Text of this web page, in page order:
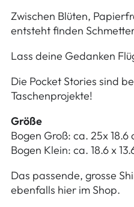
Zwischen Blüten,
entsteht finden
Lass deine Gedanken
Die Pocket Stories sind
Taschenprojekte!
Größe
Bogen Groß: ca. 25x 18.6
Bogen Klein: ca. 18.6 x
Das passende, grosse
ebenfalls hier im Shop.